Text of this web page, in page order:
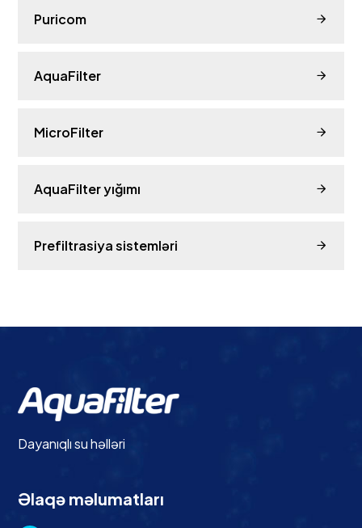
Puricom
AquaFilter
MicroFilter
AquaFilter yığımı
Prefiltrasiya sistemləri
Dayanıqlı su həlləri
Əlaqə məlumatları